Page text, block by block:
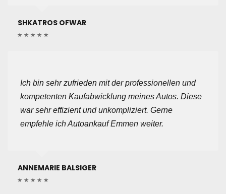
SHKATROS OFWAR
Ich bin sehr zufrieden mit der professionellen und
kompetenten Kaufabwicklung meines Autos. Diese
war sehr effizient und unkompliziert. Gerne
empfehle ich Autoankauf Emmen weiter.
ANNEMARIE BALSIGER